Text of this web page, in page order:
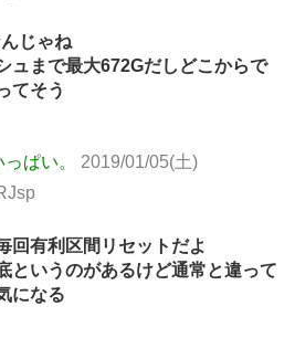
じゃね
ュまで最大672Gだしどこからで
てそう
ぱい。
2019/01/05(土)
有利区間リセットだよ
というのがあるけど通常と違って
になる